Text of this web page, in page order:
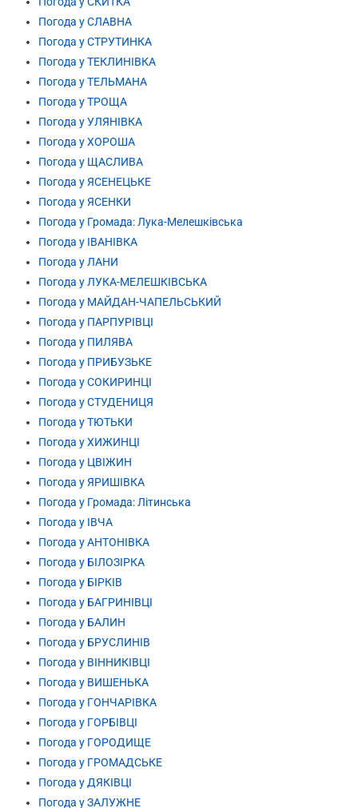
Погода у СЛАВНА
Погода у СТРУТИНКА
Погода у ТЕКЛИНІВКА
Погода у ТЕЛЬМАНА
Погода у ТРОЩА
Погода у УЛЯНІВКА
Погода у ХОРОША
Погода у ЩАСЛИВА
Погода у ЯСЕНЕЦЬКЕ
Погода у ЯСЕНКИ
Погода у Громада: Лука-Мелешківська
Погода у ІВАНІВКА
Погода у ЛАНИ
Погода у ЛУКА-МЕЛЕШКІВСЬКА
Погода у МАЙДАН-ЧАПЕЛЬСЬКИЙ
Погода у ПАРПУРІВЦІ
Погода у ПИЛЯВА
Погода у ПРИБУЗЬКЕ
Погода у СОКИРИНЦІ
Погода у СТУДЕНИЦЯ
Погода у ТЮТЬКИ
Погода у ХИЖИНЦІ
Погода у ЦВІЖИН
Погода у ЯРИШІВКА
Погода у Громада: Літинська
Погода у ІВЧА
Погода у АНТОНІВКА
Погода у БІЛОЗІРКА
Погода у БІРКІВ
Погода у БАГРИНІВЦІ
Погода у БАЛИН
Погода у БРУСЛИНІВ
Погода у ВІННИКІВЦІ
Погода у ВИШЕНЬКА
Погода у ГОНЧАРІВКА
Погода у ГОРБІВЦІ
Погода у ГОРОДИЩЕ
Погода у ГРОМАДСЬКЕ
Погода у ДЯКІВЦІ
Погода у ЗАЛУЖНЕ